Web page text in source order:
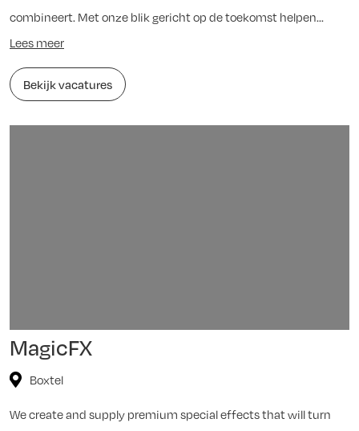
combineert. Met onze blik gericht op de toekomst helpen...
Lees meer
Bekijk vacatures
MagicFX
Boxtel
We create and supply premium special effects that will turn